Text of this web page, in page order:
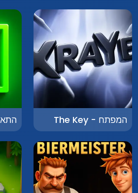
המפתח - The Key